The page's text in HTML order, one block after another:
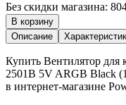
Без скидки магазина:
В корзину
Описание
Купить Вентилятор для
2501B 5V ARGB Black
в интернет-магазине